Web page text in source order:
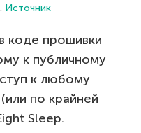
Источник
коде прошивки
к публичному
к любому
по крайней
Sleep.